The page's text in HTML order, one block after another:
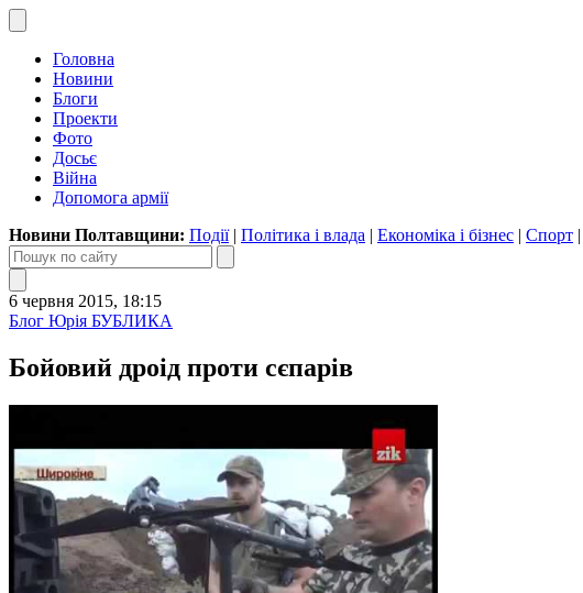
Головна
Новини
Блоги
Проекти
Фото
Досьє
Війна
Допомога армії
Новини Полтавщини: Події| Політика і влада | Економіка і бізнес | Спорт |
6 червня 2015, 18:15
Блог Юрія БУБЛИКА
Бойовий дроід проти сєпарів